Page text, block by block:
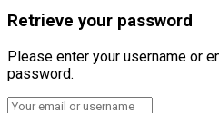
Retrieve your password
Please enter your username or
password.